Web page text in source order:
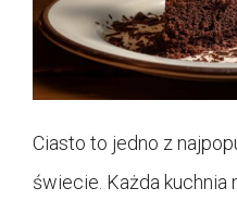
Ciasto to jedno z
świecie. Każda kuchnia